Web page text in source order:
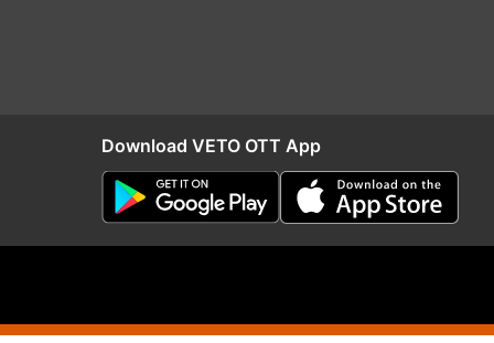
Download VETO OTT App